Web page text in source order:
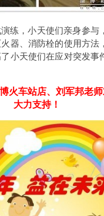
，小天使们亲身参与
器、消防栓的使用方法
小天使们在应对突发事
火车站店、刘军邦老
大力支持！